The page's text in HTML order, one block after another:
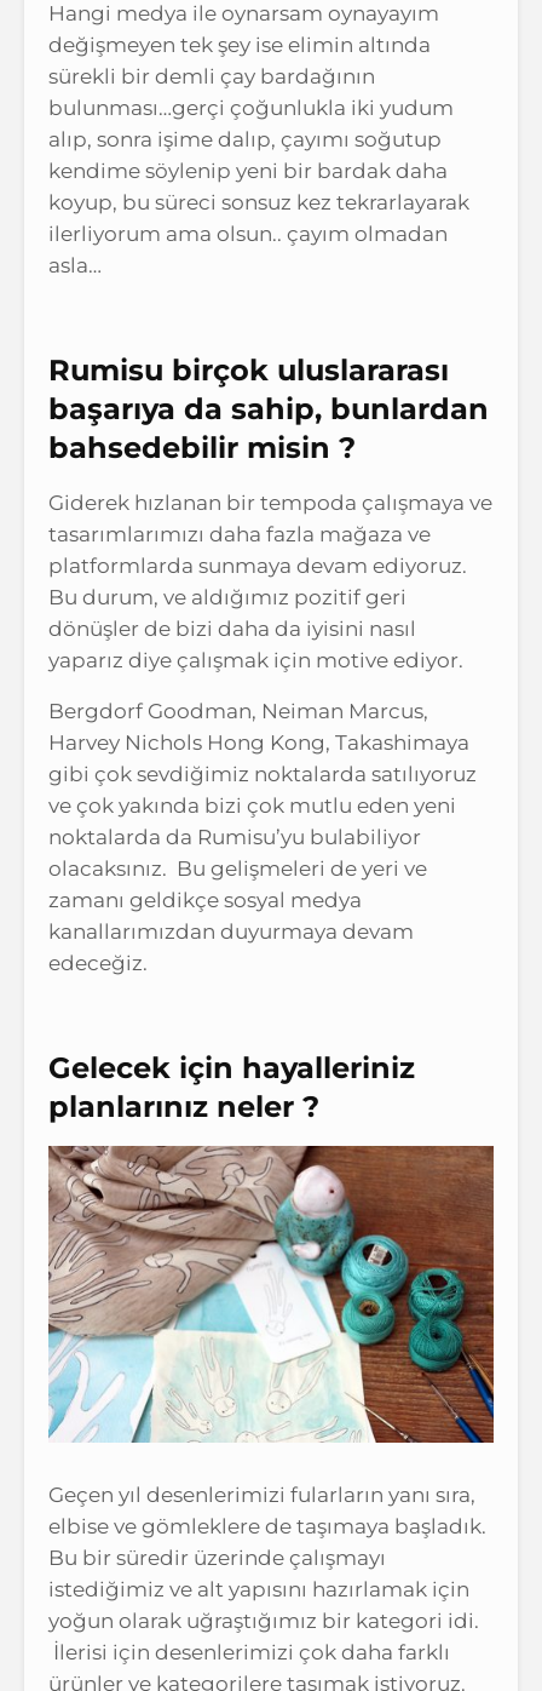
Hangi medya ile oynarsam oynayayım
değişmeyen tek şey ise elimin altında
sürekli bir demli çay bardağının
bulunması…gerçi çoğunlukla iki yudum
alıp, sonra işime dalıp, çayımı soğutup
kendime söylenip yeni bir bardak daha
koyup, bu süreci sonsuz kez tekrarlayarak
ilerliyorum ama olsun.. çayım olmadan
asla…
Rumisu birçok uluslararası
başarıya da sahip, bunlardan
bahsedebilir misin ?
Giderek hızlanan bir tempoda çalışmaya ve
tasarımlarımızı daha fazla mağaza ve
platformlarda sunmaya devam ediyoruz.
Bu durum, ve aldığımız pozitif geri
dönüşler de bizi daha da iyisini nasıl
yaparız diye çalışmak için motive ediyor.
Bergdorf Goodman, Neiman Marcus,
Harvey Nichols Hong Kong, Takashimaya
gibi çok sevdiğimiz noktalarda satılıyoruz
ve çok yakında bizi çok mutlu eden yeni
noktalarda da Rumisu’yu bulabiliyor
olacaksınız. Bu gelişmeleri de yeri ve
zamanı geldikçe sosyal medya
kanallarımızdan duyurmaya devam
edeceğiz.
Gelecek için hayalleriniz
planlarınız neler ?
Geçen yıl desenlerimizi fularların yanı sıra,
elbise ve gömleklere de taşımaya başladık.
Bu bir süredir üzerinde çalışmayı
istediğimiz ve alt yapısını hazırlamak için
yoğun olarak uğraştığımız bir kategori idi.
İlerisi için desenlerimizi çok daha farklı
ürünler ve kategorilere taşımak istiyoruz.